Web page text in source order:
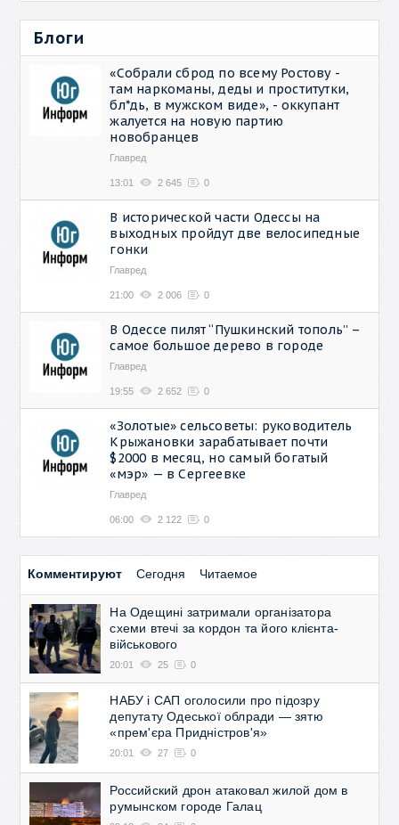
Блоги
«Собрали сброд по всему Ростову -
там наркоманы, деды и проститутки,
бл*дь, в мужском виде», - оккупант
жалуется на новую партию
новобранцев
Главред
13:01 2 645 0
В исторической части Одессы на
выходных пройдут две велосипедные
гонки
Главред
21:00 2 006 0
В Одессе пилят “Пушкинский тополь” –
самое большое дерево в городе
Главред
19:55 2 652 0
«Золотые» сельсоветы: руководитель
Крыжановки зарабатывает почти
$2000 в месяц, но самый богатый
«мэр» — в Сергеевке
Главред
06:00 2 122 0
Комментируют Сегодня Читаемое
На Одещині затримали організатора
схеми втечі за кордон та його клієнта-
військового
20:01 25 0
НАБУ і САП оголосили про підозру
депутату Одеської облради — зятю
«прем'єра Придністров'я»
20:01 27 0
Российский дрон атаковал жилой дом в
румынском городе Галац